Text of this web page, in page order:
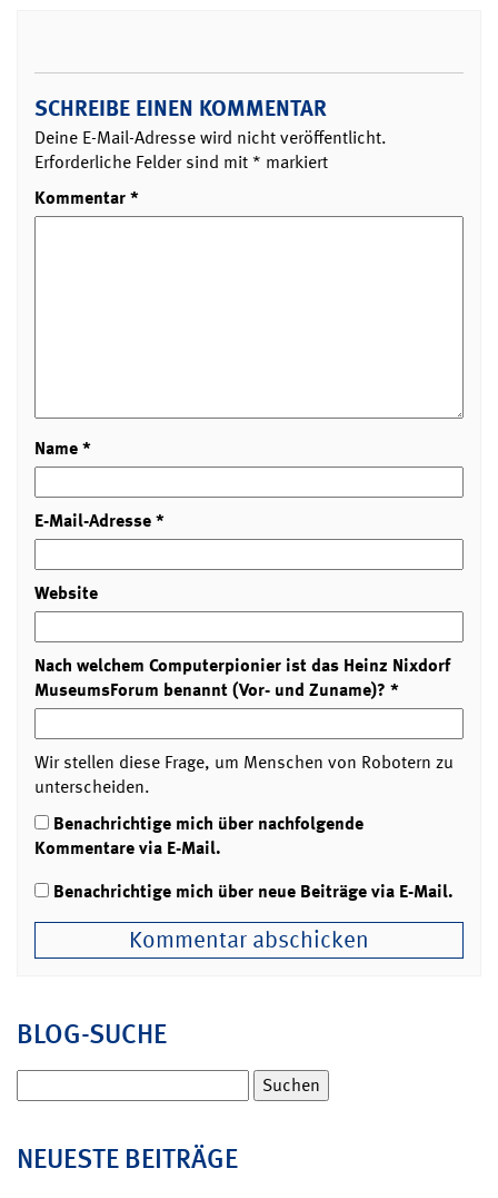
SCHREIBE EINEN KOMMENTAR
Deine E-Mail-Adresse wird nicht veröffentlicht.
Erforderliche Felder sind mit * markiert
Kommentar*
Name*
E-Mail-Adresse*
Website
Nach welchem Computerpionier ist das Heinz Nixdorf
MuseumsForum benannt (Vor- und Zuname)? *
Wir stellen diese Frage, um Menschen von Robotern zu
unterscheiden.
Benachrichtige mich über nachfolgende
Kommentare via E-Mail.
Benachrichtige mich über neue Beiträge via E-Mail.
BLOG-SUCHE
nach:
NEUESTE BEITRÄGE